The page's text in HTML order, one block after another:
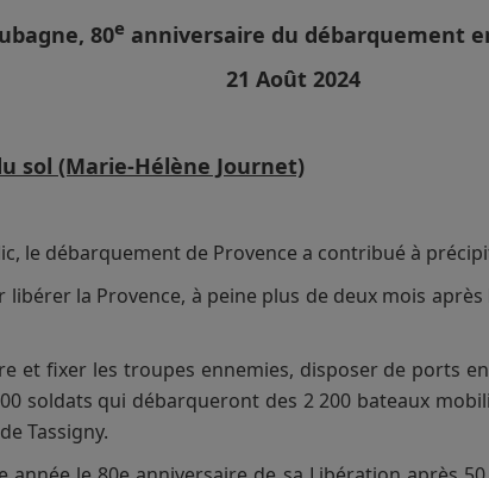
80e anniversaire du débarquement
21 Août 2024
sol (Marie-Hélène Journet)
le débarquement de Provence a contribué à
la Provence, à peine plus de deux mois
et fixer les troupes ennemies, disposer de ports
soldats qui débarqueront des 2 200 bateaux
Tassigny.